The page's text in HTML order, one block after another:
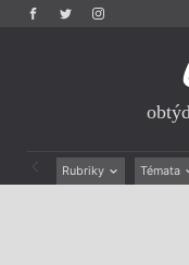
Rubriky Témata